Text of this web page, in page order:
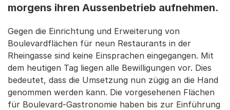
morgens ihren Aussenbetrieb aufnehmen.
Gegen die Einrichtung und Erweiterung von
Boulevardflächen für neun Restaurants in der
Rheingasse sind keine Einsprachen eingegangen. Mit
dem heutigen Tag liegen alle Bewilligungen vor. Dies
bedeutet, dass die Umsetzung nun zügig an die Hand
genommen werden kann. Die vorgesehenen Flächen
für Boulevard-Gastronomie haben bis zur Einführung